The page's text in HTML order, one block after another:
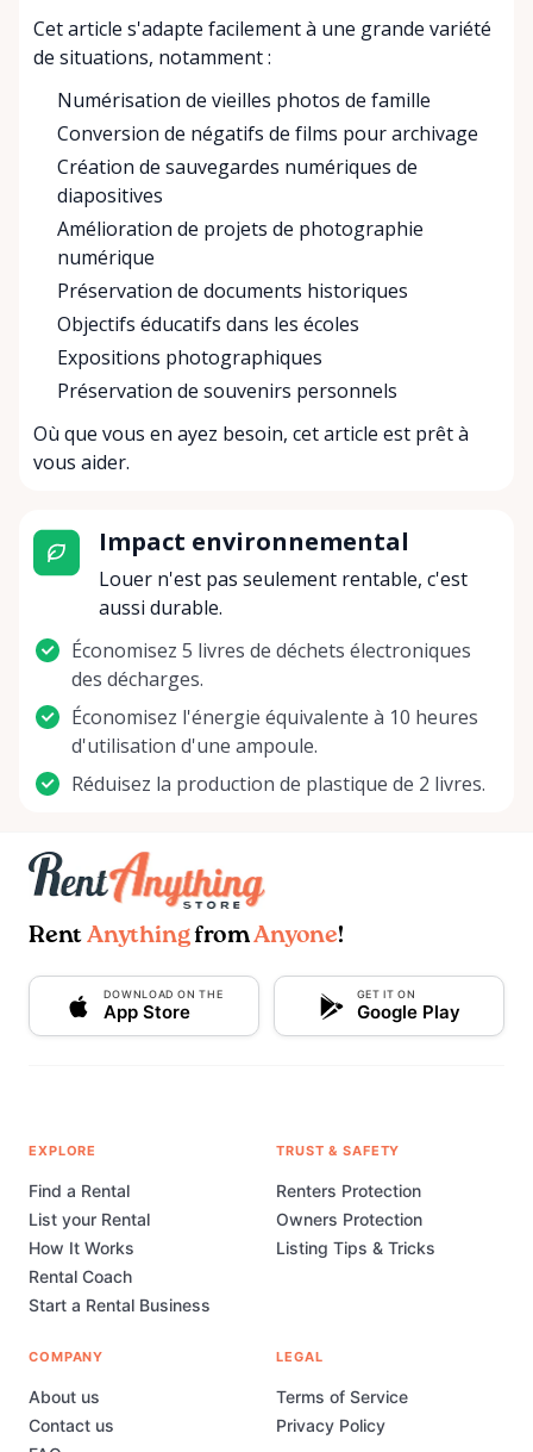
Cet article s'adapte facilement à une grande variété
de situations, notamment :
Numérisation de vieilles photos de famille
Conversion de négatifs de films pour archivage
Création de sauvegardes numériques de
diapositives
Amélioration de projets de photographie
numérique
Préservation de documents historiques
Objectifs éducatifs dans les écoles
Expositions photographiques
Préservation de souvenirs personnels
Où que vous en ayez besoin, cet article est prêt à
vous aider.
Impact environnemental
Louer n'est pas seulement rentable, c'est
aussi durable.
Économisez 5 livres de déchets électroniques
des décharges.
Économisez l'énergie équivalente à 10 heures
d'utilisation d'une ampoule.
Réduisez la production de plastique de 2 livres.
Rent AnythingfromAnyone!
DOWNLOAD ON THE
App Store
GET IT ON
Google Play
EXPLORE
Find a Rental
List your Rental
How It Works
Rental Coach
Start a Rental Business
TRUST & SAFETY
Renters Protection
Owners Protection
Listing Tips & Tricks
COMPANY
About us
Contact us
LEGAL
Terms of Service
Privacy Policy